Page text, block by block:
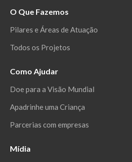
O Que Fazemos
Pilares e Áreas de Atuação
Todos os Projetos
Como Ajudar
Doe para a Visão Mundial
Apadrinhe uma Criança
Parcerias com empresas
Mídia